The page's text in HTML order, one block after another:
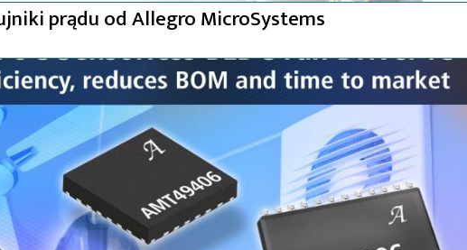
prądu od Allegro MicroSystems